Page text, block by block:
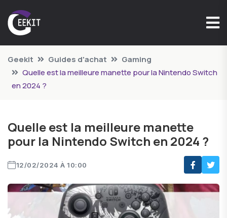
Geekit Guides d'achat
Gaming
Quelle est la meilleure manette pour la Nintendo Switch
en 2024 ?
Quelle est la meilleure manette
pour la Nintendo Switch en 2024 ?
12/02/2024 À 10:00